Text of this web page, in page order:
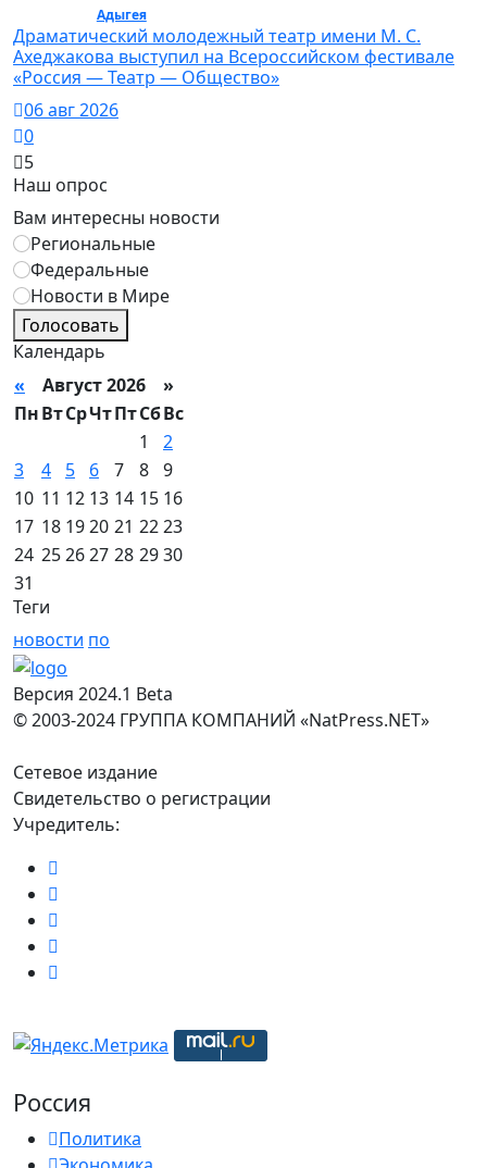
Адыгея/ Культура
Драматический молодежный театр имени М. С.
Ахеджакова выступил на Всероссийском фестивале
«Россия — Театр — Общество»
06 авг 2026
0
5
Наш опрос
Вам интересны новости
Региональные
Федеральные
Новости в Мире
Голосовать
Календарь
« Август 2026 »
ПнВтСрЧтПтСбВс
1
2
3
4 5 6 7 8 9
10 11 12 13 14 15 16
17 18 1920 21 2223
24 252627 28 2930
31
Теги
новости по
Версия 2024.1 Beta
© 2003-2024 ГРУППА КОМПАНИЙ «NatPress.NET»
Сетевое издание
Свидетельство о регистрации
Учредитель:
Россия
Политика